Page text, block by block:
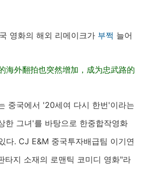
영화의 해외 리메이크가 부쩍 늘어
海外翻拍也突然增加，成为忠武路的
중국에서 '20세여 다시 한번'이라는
한 그녀'를 바탕으로 한중합작영화
. CJ E&M 중국투자배급팀 이기연
지 소재의 로맨틱 코미디 영화"라